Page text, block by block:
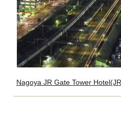
Nagoya JR Gate Tower